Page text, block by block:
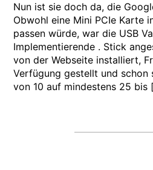
Nun ist sie doch da, die
Obwohl eine Mini PCIe Karte
passen würde, war die USB
Implementierende . Stick
von der Webseite installiert,
Verfügung gestellt und schon
von 10 auf mindestens 25 bis